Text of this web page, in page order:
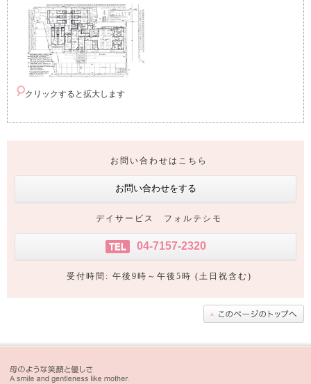
クリックすると拡大します
お問い合わせはこちら
お問い合わせをする
デイサービス フォルテシモ
TEL 04-7157-2320
受付時間: 午後9時～午後5時 (土日祝含む)